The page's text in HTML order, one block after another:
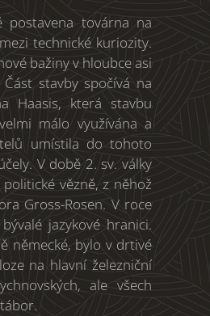
postavena továrna na
technické kuriozity.
bažiny v hloubce asi
stavby spočívá na
Haasis, která stavbu
málo využívána a
umístila do tohoto
V době 2. sv. války
vězně, z něhož
Gross-Rosen. V roce
jazykové hranici.
německé, bylo v drtivé
na hlavní železniční
ale všech